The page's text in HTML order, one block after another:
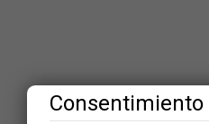
Consentimiento